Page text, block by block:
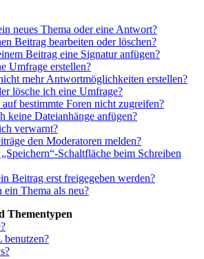
neues Thema oder eine Antwort?
Beitrag bearbeiten oder löschen?
Beitrag eine Signatur anfügen?
Umfrage erstellen?
mehr Antwortmöglichkeiten erstellen?
lösche ich eine Umfrage?
bestimmte Foren nicht zugreifen?
keine Dateianhänge anfügen?
verwarnt?
den Moderatoren melden?
Schaltfläche beim Schreiben
Beitrag erst freigegeben werden?
Thema als neu?
Thementypen